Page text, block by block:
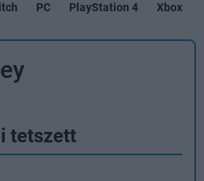
PC PlayStation 4
Xbox
tetszett